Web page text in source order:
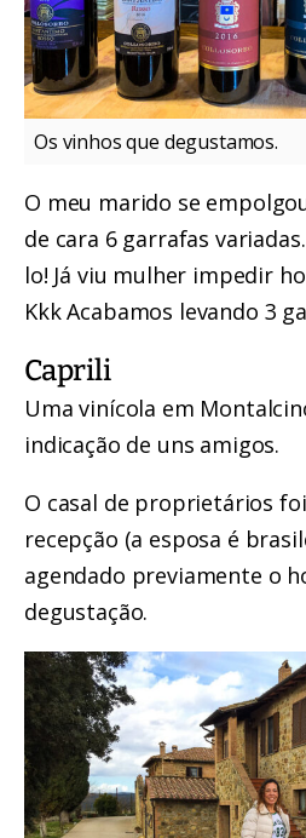
Os vinhos que degustamos.
O meu marido se
de cara 6 garrafas
lo! Já viu mulher impedir
Kkk Acabamos levando 3
Caprili
Uma vinícola em
indicação de uns amigos.
O casal de proprietários
recepção (a esposa é
agendado previamente o
degustação.